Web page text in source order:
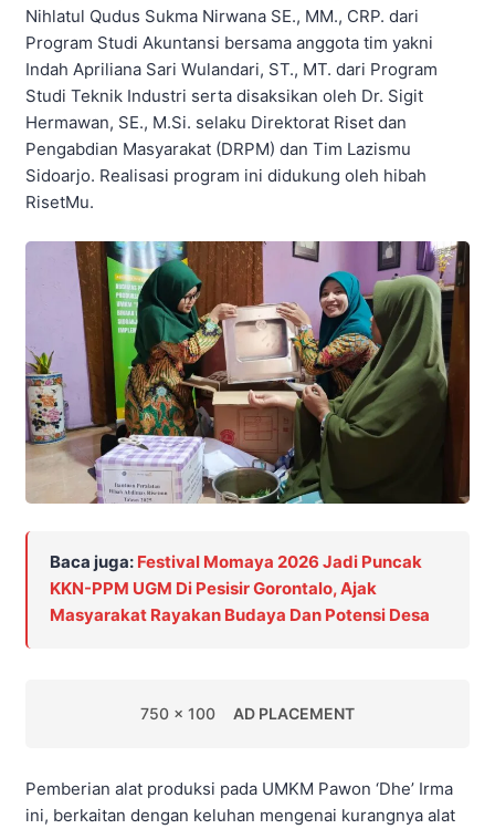
Nihlatul Qudus Sukma Nirwana SE., MM., CRP. dari
Program Studi Akuntansi bersama anggota tim yakni
Indah Apriliana Sari Wulandari, ST., MT. dari Program
Studi Teknik Industri serta disaksikan oleh Dr. Sigit
Hermawan, SE., M.Si. selaku Direktorat Riset dan
Pengabdian Masyarakat (DRPM) dan Tim Lazismu
Sidoarjo. Realisasi program ini didukung oleh hibah
RisetMu.
Baca juga: Festival Momaya 2026 Jadi Puncak
KKN-PPM UGM Di Pesisir Gorontalo, Ajak
Masyarakat Rayakan Budaya Dan Potensi Desa
750 x 100 AD PLACEMENT
Pemberian alat produksi pada UMKM Pawon ‘Dhe’ Irma
ini, berkaitan dengan keluhan mengenai kurangnya alat